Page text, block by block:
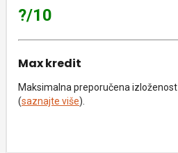
?/10
Max kredit
Maksimalna preporučena
(saznajte više).